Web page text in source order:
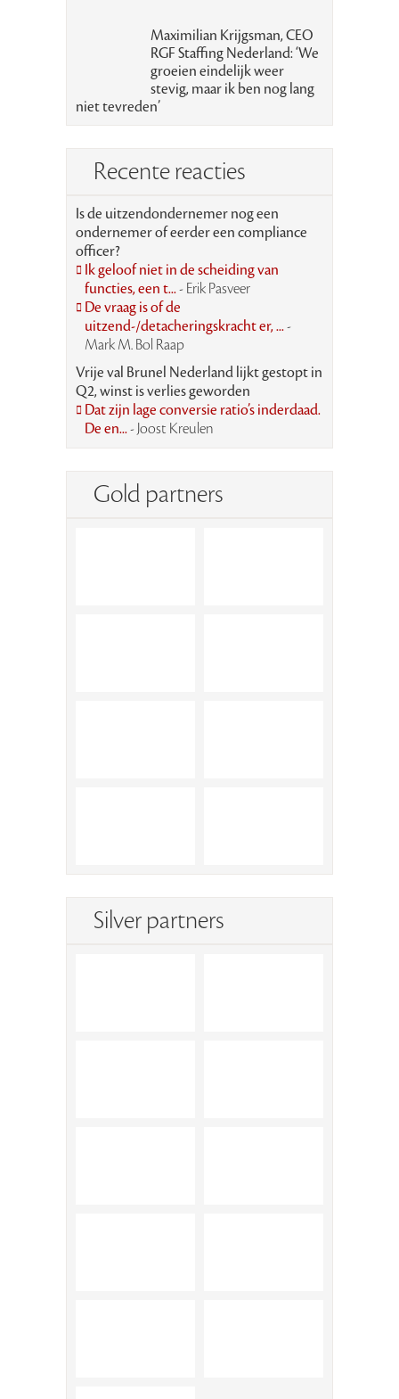
Maximilian Krijgsman, CEO
RGF Staffing Nederland: ‘We
groeien eindelijk weer
stevig, maar ik ben nog lang
niet tevreden’
Recente reacties
Is de uitzendondernemer nog een
ondernemer of eerder een compliance
officer?
Ik geloof niet in de scheiding van
functies, een t...- Erik Pasveer
De vraag is of de
uitzend-/detacheringskracht er, ...-
Mark M. Bol Raap
Vrije val Brunel Nederland lijkt gestopt in
Q2, winst is verlies geworden
Dat zijn lage conversie ratio’s inderdaad.
De en...- Joost Kreulen
Gold partners
Silver partners